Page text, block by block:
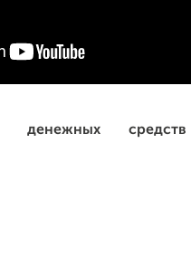
денежных